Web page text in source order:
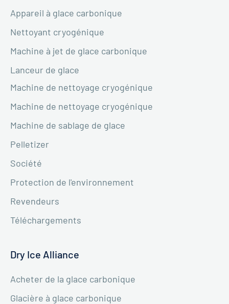
Appareil à glace carbonique
Nettoyant cryogénique
Machine à jet de glace carbonique
Lanceur de glace
Machine de nettoyage cryogénique
Machine de nettoyage cryogénique
Machine de sablage de glace
Pelletizer
Société
Protection de l'environnement
Revendeurs
Téléchargements
Dry Ice Alliance
Acheter de la glace carbonique
Glacière à glace carbonique